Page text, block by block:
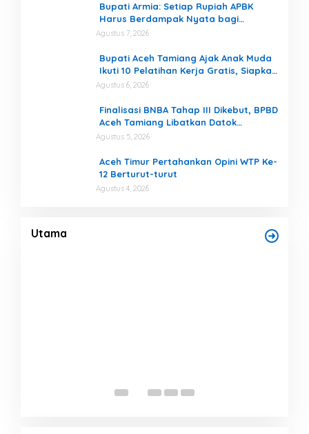
Bupati Armia: Setiap Rupiah APBK
Harus Berdampak Nyata bagi
Masyarakat
Agustus 7, 2026
Bupati Aceh Tamiang Ajak Anak Muda
Ikuti 10 Pelatihan Kerja Gratis, Siapkan
SDM Siap Kerja dan Berwirausaha
Agustus 6, 2026
Finalisasi BNBA Tahap III Dikebut, BPBD
Aceh Tamiang Libatkan Datok
Penghulu untuk Vervali Stimulan
Agustus 5, 2026
Aceh Timur Pertahankan Opini WTP Ke-
12 Berturut-turut
Agustus 4, 2026
Utama
Di Bencana, Headline, Pendidikan